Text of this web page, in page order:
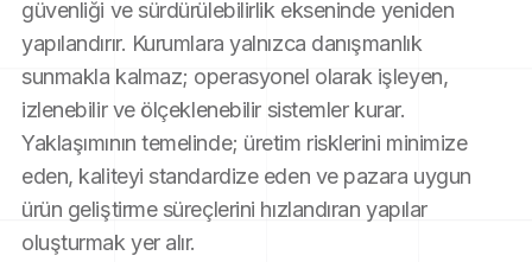
güvenliği ve sürdürülebilirlik ekseninde yeniden
yapılandırır. Kurumlara yalnızca danışmanlık
sunmakla kalmaz; operasyonel olarak işleyen,
izlenebilir ve ölçeklenebilir sistemler kurar.
Yaklaşımının temelinde; üretim risklerini minimize
eden, kaliteyi standardize eden ve pazara uygun
ürün geliştirme süreçlerini hızlandıran yapılar
oluşturmak yer alır.